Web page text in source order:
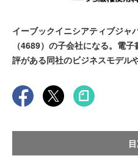
イーブックイニシアティブジャ
（4689）の子会社になる。電
評がある同社のビジネスモデル